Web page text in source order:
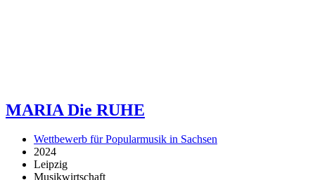
MARIA Die RUHE
Wettbewerb für Popularmusik in Sachsen
2024
Leipzig
Musikwirtschaft